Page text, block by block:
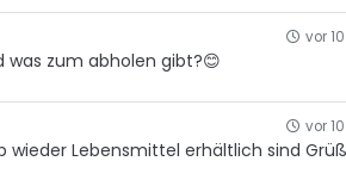
vor
was zum abholen gibt?😊
vor
Lebensmittel erhältlich sind